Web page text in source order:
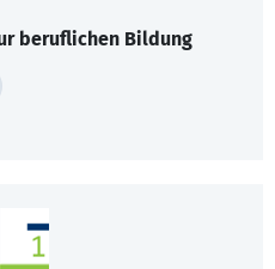
beruflichen Bildung